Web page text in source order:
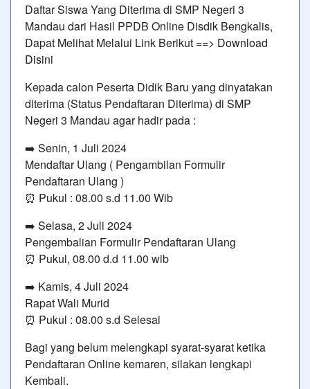
Daftar Siswa Yang Diterima di SMP Negeri 3
Mandau dari Hasil PPDB Online Disdik Bengkalis,
Dapat Melihat Melalui Link Berikut ==> Download
Disini
Kepada calon Peserta Didik Baru yang dinyatakan
diterima (Status Pendaftaran Diterima) di SMP
Negeri 3 Mandau agar hadir pada :
➡️ Senin, 1 Juli 2024
Mendaftar Ulang ( Pengambilan Formulir
Pendaftaran Ulang )
⏰ Pukul : 08.00 s.d 11.00 Wib
➡️ Selasa, 2 Juli 2024
Pengembalian Formulir Pendaftaran Ulang
⏰ Pukul, 08.00 d.d 11.00 wib
➡️ Kamis, 4 Juli 2024
Rapat Wali Murid
⏰ Pukul : 08.00 s.d Selesai
Bagi yang belum melengkapi syarat-syarat ketika
Pendaftaran Online kemaren, silakan lengkapi
Kembali.